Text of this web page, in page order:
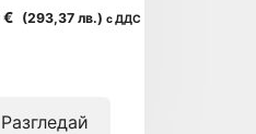
€ (293,37 лв.) с ДДС
Разгледай